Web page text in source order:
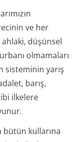
ve her
düşünsel
olmamaları
sisteminin yarış
barış,
ilkelere
bütün kullarına